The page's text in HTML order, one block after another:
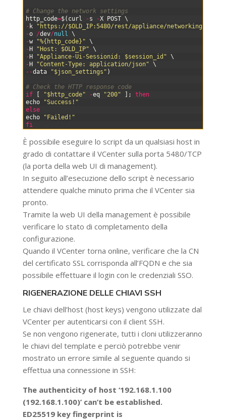
# Change the network settings
http_code=$( curl -s -X POST \
- k
"https://$OLD_IP:5480/rest/appliance/
-o /dev/null \
-w "%{http_code}" \
- H "Host: $OLD_IP" \
- H "Appliance-Ui-Sessionid: $session_id" \
- H "Content-Type: application/json" \
--data "$json_settings" )
# Check the HTTP response code
if
"$http_code" -eq "200" ;
then
echo
"Success!"
else
echo
"Failed!"
fi
È possibile eseguire lo script da un qualsiasi host in
grado di contattare il VCenter sulla porta 5480/TCP
(la porta della web UI di management).
In seguito all’esecuzione dello script è necessario
attendere qualche minuto prima che il VCenter sia
pronto.
Tramite la web UI della management è possibile
verificare lo stato di completamento della
configurazione.
Quando il VCenter torna online, verificare che la CN
del certificato SSL corrisponda all’FQDN e che sia
possibile effettuare il login con le credenziali SSO.
RIGENERAZIONE DELLE CHIAVI SSH
Le chiavi dell’host (host keys) vengono utilizzate dal
VCenter per autenticarsi con il client SSH.
Se non vengono rigenerate, tutti i cloni utilizzeranno
le chiavi del template e perciò potrebbe venir
mostrato un errore simile al seguente quando si
effettua una connessione in SSH:
The authenticity of host ‘192.168.1.100
(192.168.1.100)’ can’t be established.
ED25519 key fingerprint is